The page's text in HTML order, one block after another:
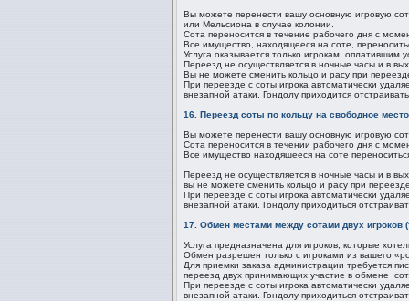
Вы можете перенести вашу основную игровую
или Мельсиона в случае колонии.
Сота переносится в течение рабочего дня с
Все имущество, находящееся на соте,
Услуга оказывается только игрокам, оплатившим
Переезд не осуществляется в ночные часы и в
Вы не можете сменить кольцо и расу при
При переезде с соты игрока автоматически
внезапной атаки. Гондолу приходится
16. Переезд соты по кольцу на свободное
Вы можете перенести вашу основную игровую
Сота переносится в течении рабочего дня с
Все имущество находяшееся на соте
Переезд не осуществляется в ночные часы и в
вы не можете сменить кольцо и расу при
При переезде с соты игрока автоматически
внезапной атаки. Гондолу приходиться
17. Обмен местами между сотами двух игроков
Услуга предназначена для игроков, которые
Обмен разрешен только с игроками из вашего
Для приемки заказа администрации требуется
переезд двух принимающих участие в обмене
При переезде с соты игрока автоматически
внезапной атаки. Гондолу приходиться